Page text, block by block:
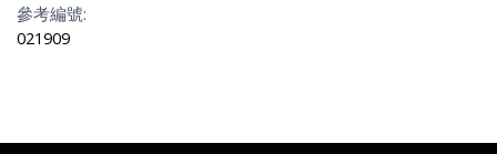
參考編號:
021909